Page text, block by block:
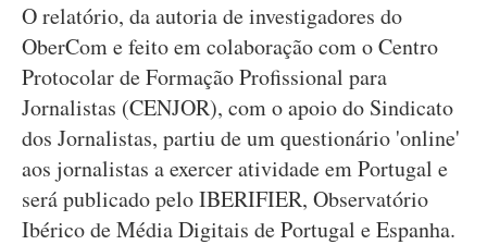
O relatório, da autoria de investigadores do
OberCom e feito em colaboração com o Centro
Protocolar de Formação Profissional para
Jornalistas (CENJOR), com o apoio do Sindicato
dos Jornalistas, partiu de um questionário 'online'
aos jornalistas a exercer atividade em Portugal e
será publicado pelo IBERIFIER, Observatório
Ibérico de Média Digitais de Portugal e Espanha.